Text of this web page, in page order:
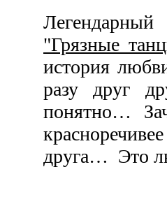
"Грязные
история
разу друг
понятно…
друга… Это